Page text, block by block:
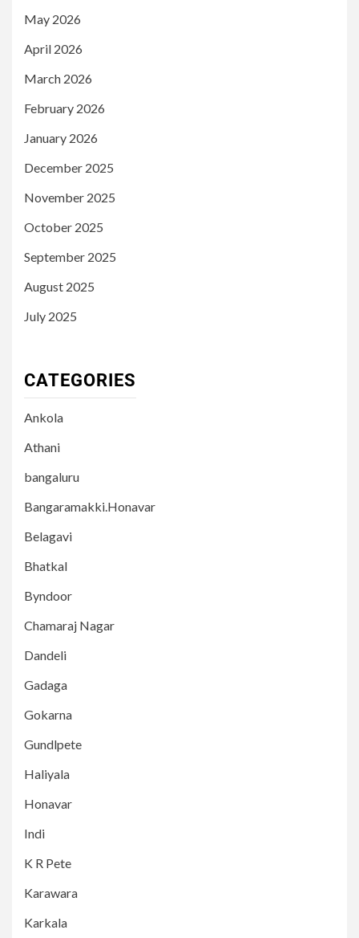
May 2026
April 2026
March 2026
February 2026
January 2026
December 2025
November 2025
October 2025
September 2025
August 2025
July 2025
CATEGORIES
Ankola
Athani
bangaluru
Bangaramakki.Honavar
Belagavi
Bhatkal
Byndoor
Chamaraj Nagar
Dandeli
Gadaga
Gokarna
Gundlpete
Haliyala
Honavar
Indi
K R Pete
Karawara
Karkala